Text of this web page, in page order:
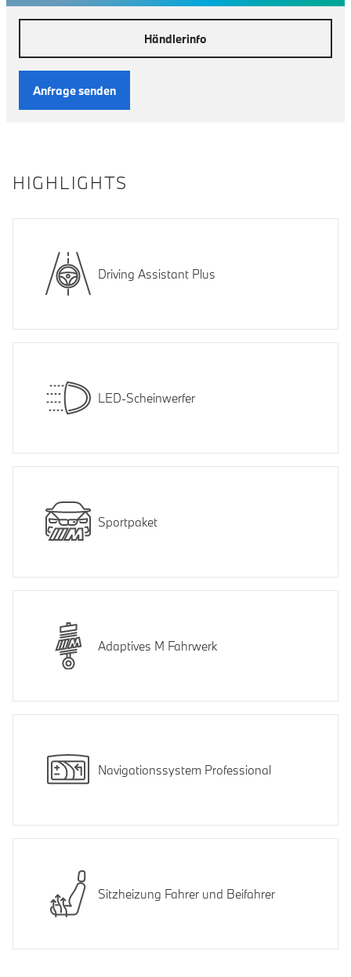
Händlerinfo
Anfrage senden
HIGHLIGHTS
Driving Assistant Plus
LED-Scheinwerfer
Sportpaket
Adaptives M Fahrwerk
Navigationssystem Professional
Sitzheizung Fahrer und Beifahrer